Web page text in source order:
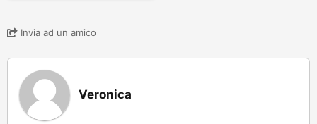
Invia ad un amico
Veronica